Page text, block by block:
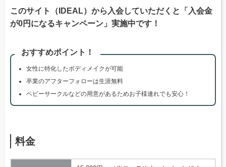
このサイト（IDEAL）から入会していただくと「入会金
が0円になるキャンペーン」実施中です！
おすすめポイント！
女性に特化したボディメイクが可能
卒業のアフターフォローは生涯無料
ベビーサークルなどの用意があるためお子様連れでも安心！
料金